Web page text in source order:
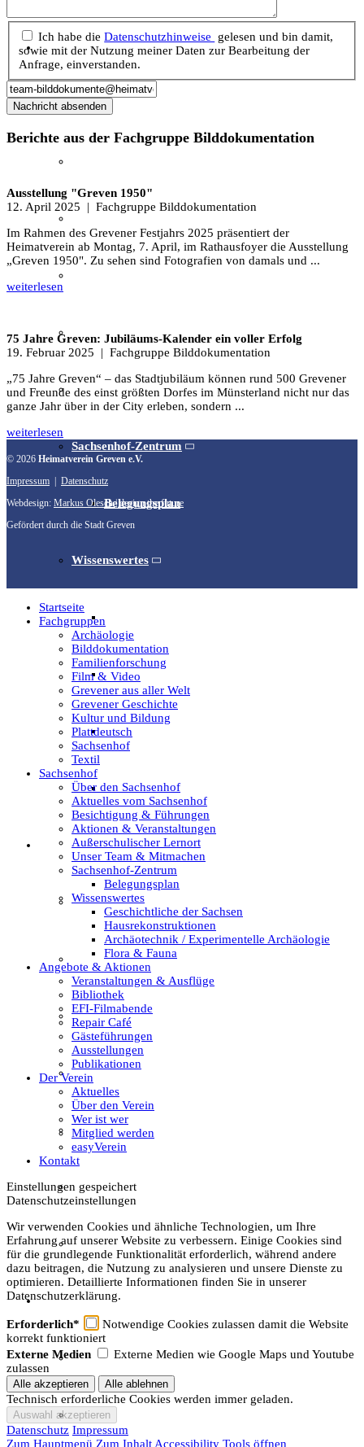
Sachsenhof
Über den Sachsenhof
Außerschulischer Lernort
Unser Team & Mitmachen
Sachsenhof-Zentrum
Belegungsplan
Wissenswertes
Hausrekonstruktionen
Archäotechnik / Experimentelle Archäologie
Flora & Fauna
Angebote & Aktionen
Veranstaltungen & Ausflüge
Bibliothek
EFI-Filmabende
Repair Café
Gästeführungen
Ausstellungen
Publikationen
Der Verein
Aktuelles
Über den Verein
Ich habe dieDaten­schutz­hinweise
gelesen und bin damit,
sowie mit der Nutzung meiner Daten zur Bearbeitung der
Anfrage, einverstanden.
Nachricht absenden
Berichte aus der Fachgruppe Bilddokumentation
Ausstellung "Greven 1950"
12. April 2025 | Fachgruppe Bilddokumentation
Im Rahmen des Grevener Festjahrs 2025 präsentiert der
Heimatverein ab Montag, 7. April, im Rathausfoyer die Ausstellung
„Greven 1950". Zu sehen sind Fotografien von damals und ...
weiterlesen
75 Jahre Greven: Jubiläums-Kalender ein voller Erfolg
19. Februar 2025 | Fachgruppe Bilddokumentation
„75 Jahre Greven“ – das Stadtjubiläum können rund 500 Grevener
und Freunde des einst größten Dorfes im Münsterland nicht nur das
ganze Jahr über in der City erleben, sondern ...
weiterlesen
© 2026 Heimatverein Greven e.V.
Impressum | Datenschutz
Webdesign: Markus Olesch | design the future
Gefördert durch die Stadt Greven
Startseite
Fachgruppen
Archäologie
Bilddokumentation
Familienforschung
Film & Video
Grevener aus aller Welt
Grevener Geschichte
Kultur und Bildung
Plattdeutsch
Sachsenhof
Textil
Sachsenhof
Über den Sachsenhof
Aktuelles vom Sachsenhof
Besichtigung & Führungen
Aktionen & Veranstaltungen
Außerschulischer Lernort
Unser Team & Mitmachen
Sachsenhof-Zentrum
Belegungsplan
Wissenswertes
Geschichtliche der Sachsen
Hausrekonstruktionen
Archäotechnik / Experimentelle Archäologie
Flora & Fauna
Angebote & Aktionen
Veranstaltungen & Ausflüge
Bibliothek
EFI-Filmabende
Repair Café
Gästeführungen
Ausstellungen
Publikationen
Der Verein
Aktuelles
Über den Verein
Wer ist wer
Mitglied werden
easyVerein
Kontakt
Einstellungen gespeichert
Datenschutzeinstellungen
Wir verwenden Cookies und ähnliche Technologien, um Ihre
Erfahrung auf unserer Website zu verbessern. Einige Cookies sind
für die grundlegende Funktionalität erforderlich, während andere
dazu beitragen, die Nutzung zu analysieren und unsere Dienste zu
optimieren. Detaillierte Informationen finden Sie in unserer
Datenschutzerklärung.
Erforderlich*
Notwendige Cookies zulassen damit die Website
korrekt funktioniert
Externe Medien
Externe Medien wie Google Maps und Youtube
zulassen
Technisch erforderliche Cookies werden immer geladen.
Datenschutz Impressum
Zum Hauptmenü Zum Inhalt Accessibility Tools öffnen